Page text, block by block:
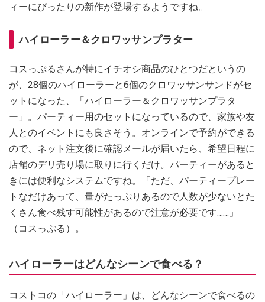
ィーにぴったりの新作が登場するようですね。
ハイローラー＆クロワッサンプラター
コスっぷるさんが特にイチオシ商品のひとつだというの
が、28個のハイローラーと6個のクロワッサンサンドがセ
ットになった、「ハイローラー＆クロワッサンプラタ
ー」。パーティー用のセットになっているので、家族や友
人とのイベントにも良さそう。オンラインで予約ができる
ので、ネット注文後に確認メールが届いたら、希望日程に
店舗のデリ売り場に取りに行くだけ。パーティーがあると
きには便利なシステムですね。「ただ、パーティープレー
トなだけあって、量がたっぷりあるので人数が少ないとた
くさん食べ残す可能性があるので注意が必要です……」
（コスっぷる）。
ハイローラーはどんなシーンで食べる？
コストコの「ハイローラー」は、どんなシーンで食べるの